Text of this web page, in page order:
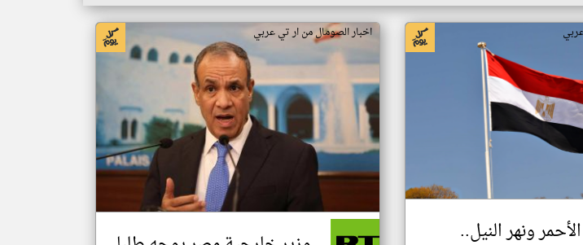
ونهر النيل..
اخبار الصومال من ار تي عربي